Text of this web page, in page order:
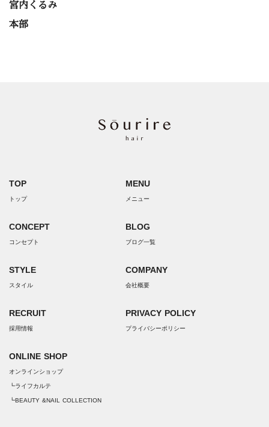
宮内くるみ
本部
TOP
トップ
CONCEPT
コンセプト
STYLE
スタイル
RECRUIT
採用情報
ONLINE SHOP
オンラインショップ
┗ライフカルテ
┗BEAUTY &NAIL COLLECTION
MENU
メニュー
BLOG
ブログ一覧
COMPANY
会社概要
PRIVACY POLICY
プライバシーポリシー